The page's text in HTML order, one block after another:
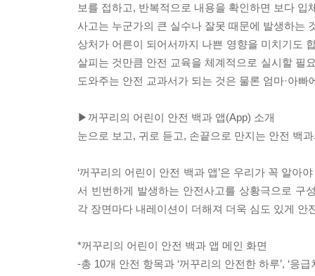
보를 접하고, 반복적으로 내용을 확인하면 보다
사고는 누군가의 큰 실수나 잘못 때문에 발생하는
상처가 어른이 되어서까지 나쁜 영향을 미치기도
살피는 것만큼 안전 교육을 체계적으로 실시할 필
도와주는 안전 교과서가 되는 것은 물론 엄마·아
▶꺼꾸리의 어린이 안전 백과 앱(App) 소개
눈으로 보고, 귀로 듣고, 손끝으로 만지는 안전 백
‘꺼꾸리의 어린이 안전 백과 앱’은 우리가 꼭 알
서 빈번하게 발생하는 안전사고를 상황극으로 구
각 장면마다 내레이션이 더해져 더욱 심도 있게 안
*꺼꾸리의 어린이 안전 백과 앱 메인 화면
-총 10개 안전 항목과 ‘꺼꾸리의 안전한 하루’, ‘응급